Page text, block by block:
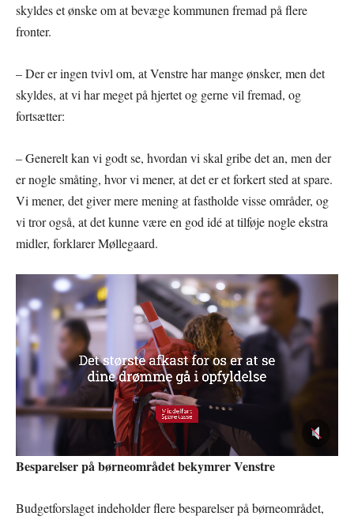
skyldes et ønske om at bevæge kommunen fremad på flere
fronter.
– Der er ingen tvivl om, at Venstre har mange ønsker, men det
skyldes, at vi har meget på hjertet og gerne vil fremad, og
fortsætter:
– Generelt kan vi godt se, hvordan vi skal gribe det an, men der
er nogle småting, hvor vi mener, at det er et forkert sted at spare.
Vi mener, det giver mere mening at fastholde visse områder, og
vi tror også, at det kunne være en god idé at tilføje nogle ekstra
midler, forklarer Møllegaard.
Besparelser på børneområdet bekymrer Venstre
Budgetforslaget indeholder flere besparelser på børneområdet,